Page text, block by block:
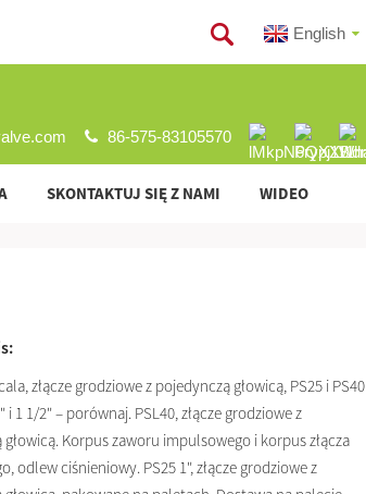
English
86-575-83105570
SKONTAKTUJ SIĘ Z NAMI WIDEO
złącze grodziowe z pojedynczą głowicą, PS25 i PS40
i 1 1/2" – porównaj. PSL40, złącze grodziowe z
Korpus zaworu impulsowego i korpus złącza
odlew ciśnieniowy. PS25 1", złącze grodziowe z